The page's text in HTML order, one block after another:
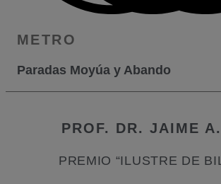
METRO
Paradas Moyúa y Abando
PROF. DR. JAIME
PREMIO “ILUSTRE DE